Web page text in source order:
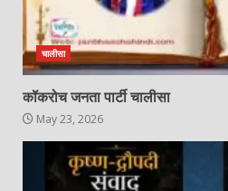
चालीसा
कॉकरोच जनता पार्टी चालीसा
May 23, 2026